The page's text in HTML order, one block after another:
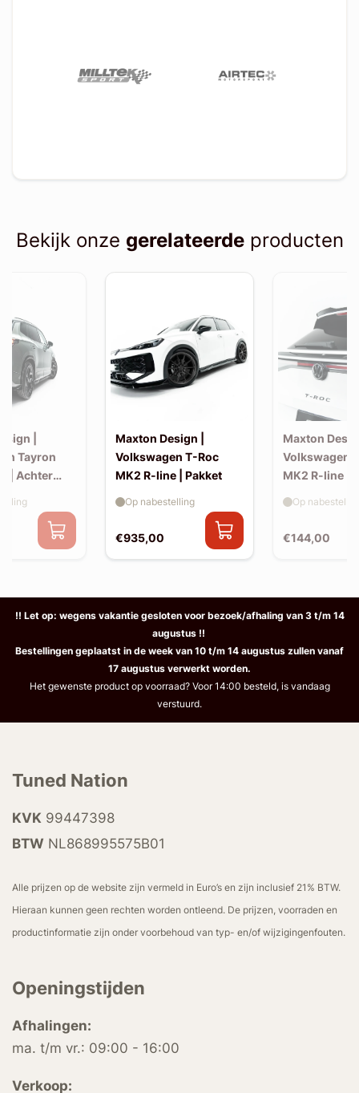
Bekijk onze gerelateerdeproducten
|
Tayron
| Achter
Maxton Design |
Volkswagen T-Roc
MK2 R-line | Pakket
€935,00
Op nabestelling
Maxton
Volkswagen
MK2 R-line |
€144,00
Op
!! Let op: wegens vakantie gesloten voor bezoek/afhaling van 3 t/m 14
augustus !!
Bestellingen geplaatst in de week van 10 t/m 14 augustus zullen vanaf
17 augustus verwerkt worden.
Het gewenste product op voorraad? Voor 14:00 besteld, is vandaag
verstuurd.
Tuned Nation
KVK 99447398
BTW NL868995575B01
Alle prijzen op de website zijn vermeld in Euro’s en zijn inclusief 21% BTW.
Hieraan kunnen geen rechten worden ontleend. De prijzen, voorraden en
productinformatie zijn onder voorbehoud van typ- en/of wijzigingenfouten.
Openingstijden
Afhalingen:
ma. t/m vr.: 09:00 - 16:00
Verkoop: